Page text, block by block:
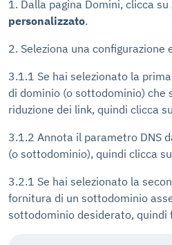
1. Dalla pagina Domini, clicca su
personalizzato.
2. Seleziona una configurazione
3.1.1 Se hai selezionato la
di dominio (o sottodominio) che
riduzione dei link, quindi clicca su
3.1.2 Annota il parametro DNS
(o sottodominio), quindi clicca su
3.2.1 Se hai selezionato la
fornitura di un sottodominio
sottodominio desiderato, quindi